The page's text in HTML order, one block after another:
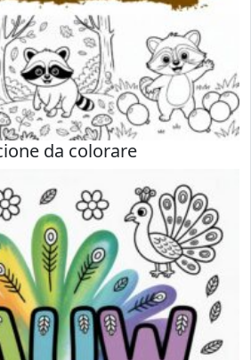
da colorare